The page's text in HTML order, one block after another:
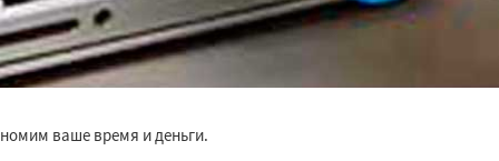
ваше время и деньги.